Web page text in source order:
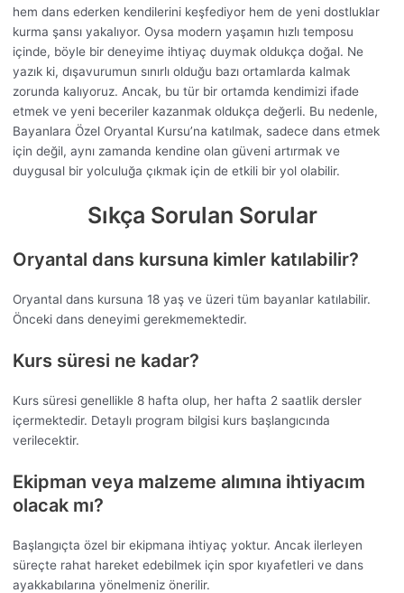
hem dans ederken kendilerini keşfediyor hem de yeni dostluklar
kurma şansı yakalıyor. Oysa modern yaşamın hızlı temposu
içinde, böyle bir deneyime ihtiyaç duymak oldukça doğal. Ne
yazık ki, dışavurumun sınırlı olduğu bazı ortamlarda kalmak
zorunda kalıyoruz. Ancak, bu tür bir ortamda kendimizi ifade
etmek ve yeni beceriler kazanmak oldukça değerli. Bu nedenle,
Bayanlara Özel Oryantal Kursu’na katılmak, sadece dans etmek
için değil, aynı zamanda kendine olan güveni artırmak ve
duygusal bir yolculuğa çıkmak için de etkili bir yol olabilir.
Sıkça Sorulan Sorular
Oryantal dans kursuna kimler katılabilir?
Oryantal dans kursuna 18 yaş ve üzeri tüm bayanlar katılabilir.
Önceki dans deneyimi gerekmemektedir.
Kurs süresi ne kadar?
Kurs süresi genellikle 8 hafta olup, her hafta 2 saatlik dersler
içermektedir. Detaylı program bilgisi kurs başlangıcında
verilecektir.
Ekipman veya malzeme alımına ihtiyacım
olacak mı?
Başlangıçta özel bir ekipmana ihtiyaç yoktur. Ancak ilerleyen
süreçte rahat hareket edebilmek için spor kıyafetleri ve dans
ayakkabılarına yönelmeniz önerilir.